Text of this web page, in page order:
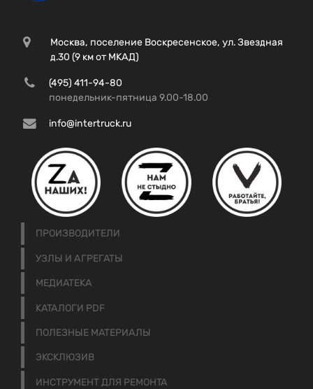
Москва, поселение Воскресенское, ул. Звездная
д.30 (9 км от МКАД)
(495) 411-94-80
понедельник-пятница 9.00-18.00
info@intertruck.ru
ПРОИЗВОДИТЕЛИ
УЗЛЫ И АГРЕГАТЫ
МЕДИАТЕКА
КАТАЛОГИ PDF
ПОЛЕЗНЫЕ МАТЕРИАЛЫ
ЭКСКЛЮЗИВ
ИНСТРУМЕНТ ДЛЯ РЕМОНТА